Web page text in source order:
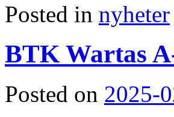
Posted in nyheter
BTK Wartas
Posted on 2025-